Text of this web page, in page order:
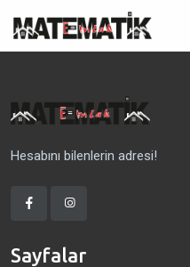
Hesabını bilenlerin adresi!
Sayfalar